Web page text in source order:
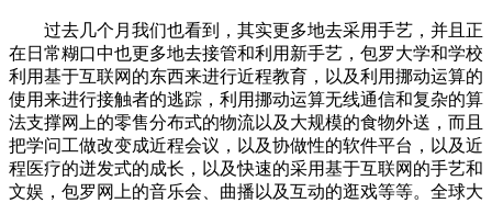
过去几个月我们也看到，其实更多地去采用手艺，并且正
在日常糊口中也更多地去接管和利用新手艺，包罗大学和学校
利用基于互联网的东西来进行近程教育，以及利用挪动运算的
使用来进行接触者的逃踪，利用挪动运算无线通信和复杂的算
法支撑网上的零售分布式的物流以及大规模的食物外送，而且
把学问工做改变成近程会议，以及协做性的软件平台，以及近
程医疗的迸发式的成长，以及快速的采用基于互联网的手艺和
文娱，包罗网上的音乐会、曲播以及互动的逛戏等等。全球大